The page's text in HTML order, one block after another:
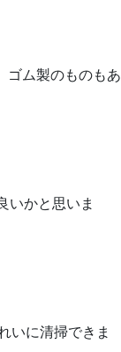
ゴム製のものもあ
いかと思いま
いに清掃できま